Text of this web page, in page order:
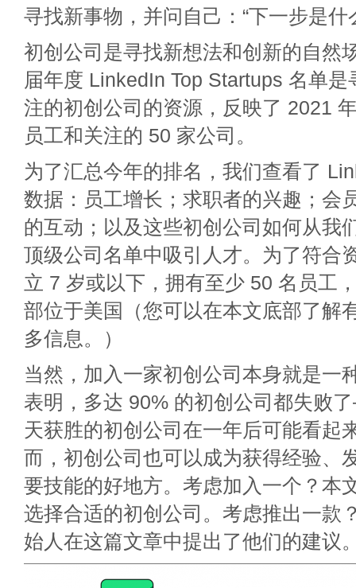
寻找新事物，并问自己：“下一步是什
初创公司是寻找新想法和创新的自然
届年度 LinkedIn Top Startups 名单
注的初创公司的资源，反映了 2021
员工和关注的 50 家公司。
为了汇总今年的排名，我们查看了
数据：员工增长；求职者的兴趣；会
的互动；以及这些初创公司如何从我
顶级公司名单中吸引人才。为了符合
立 7 岁或以下，拥有至少 50 名员工
部位于美国（您可以在本文底部了解
多信息。）
当然，加入一家初创公司本身就是一
表明，多达 90% 的初创公司都失败
天获胜的初创公司在一年后可能看起
而，初创公司也可以成为获得经验、
要技能的好地方。考虑加入一个？本
选择合适的初创公司。考虑推出一款
始人在这篇文章中提出了他们的建议